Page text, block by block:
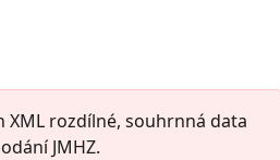
rozdílné, souhrnná data
JMHZ.